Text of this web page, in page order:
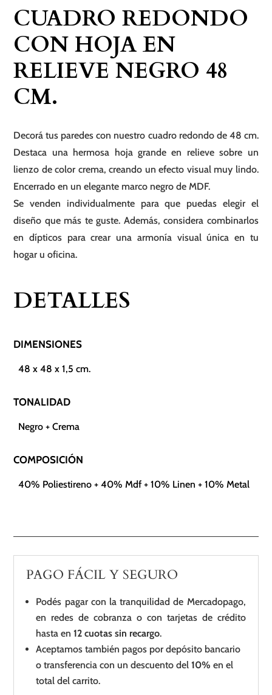
Relieve
Negro
48
cm.
CUADRO REDONDO
CON HOJA EN
RELIEVE NEGRO 48
CM.
Decorá tus paredes con nuestro cuadro redondo de 48 cm.
Destaca una hermosa hoja grande en relieve sobre un
lienzo de color crema, creando un efecto visual muy lindo.
Encerrado en un elegante marco negro de MDF.
Se venden individualmente para que puedas elegir el
diseño que más te guste. Además, considera combinarlos
en dípticos para crear una armonía visual única en tu
hogar u oficina.
DETALLES
DIMENSIONES
48 x 48 x 1,5 cm.
TONALIDAD
Negro + Crema
COMPOSICIÓN
40% Poliestireno + 40% Mdf + 10% Linen + 10% Metal
PAGO FÁCIL Y SEGURO
Podés pagar con la tranquilidad de Mercadopago,
en redes de cobranza o con tarjetas de crédito
hasta en12 cuotas sin recargo.
Aceptamos también pagos por depósito bancario
o transferencia con un descuento del10% en el
total del carrito.